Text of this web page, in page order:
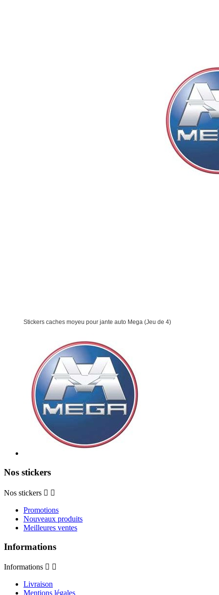
Stickers caches moyeu pour jante auto Mega (Jeu de 4)
Nos stickers
Nos stickers  
Promotions
Nouveaux produits
Meilleures ventes
Informations
Informations  
Livraison
Mentions légales